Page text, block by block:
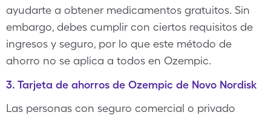
ayudarte a obtener medicamentos gratuitos. Sin
embargo, debes cumplir con ciertos requisitos de
ingresos y seguro, por lo que este método de
ahorro no se aplica a todos en Ozempic.
3. Tarjeta de ahorros de Ozempic de Novo Nordisk
Las personas con seguro comercial o privado